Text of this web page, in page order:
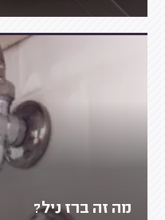
מה זה ברז ניל?